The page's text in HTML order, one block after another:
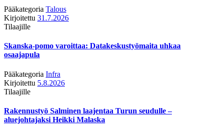
Pääkategoria Talous
Kirjoitettu 31.7.2026
Tilaajille
Skanska-pomo varoittaa: Datakeskustyömaita uhkaa
osaajapula
Pääkategoria Infra
Kirjoitettu 5.8.2026
Tilaajille
Rakennustyö Salminen laajentaa Turun seudulle –
aluejohtajaksi Heikki Malaska